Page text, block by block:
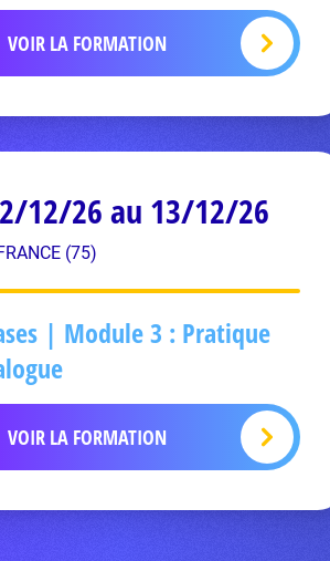
VOIR LA FORMATION
12/26 au 13/12/26
(75)
| Module 3 : Pratique
VOIR LA FORMATION